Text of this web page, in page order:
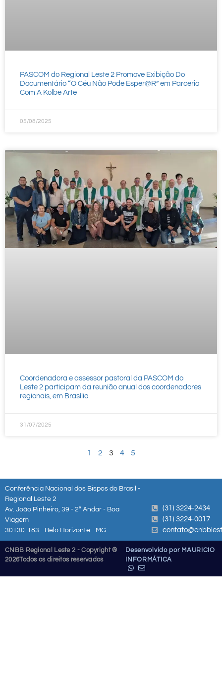
PASCOM do Regional Leste 2 Promove Exibição Do
Documentário “O Céu Não Pode Esper@R” em Parceria
Com A Kolbe Arte
05/08/2025
Coordenadora e assessor pastoral da PASCOM do
Leste 2 participam da reunião anual dos coordenadores
regionais, em Brasília
31/07/2025
1 2 3 4 5
Conferência Nacional dos Bispos do Brasil -
Regional Leste 2
Av. João Pinheiro, 39 - 2º Andar - Boa
Viagem
30130-183 - Belo Horizonte - MG
(31) 3224-2434
(31) 3224-0017
CNBB Regional Leste 2 - Copyright ®
2026Todos os direitos reservados
Desenvolvido por MAURICIO
INFORMÁTICA